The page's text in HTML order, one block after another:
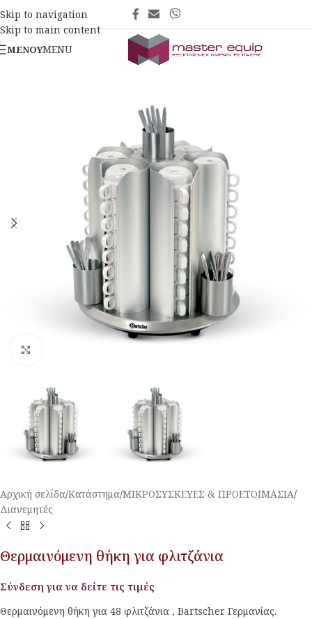
Skip to navigation
Skip to main content
ΜΕΝΟΎMENU
Αρχική σελίδα/Κατάστημα/ΜΙΚΡΟΣΥΣΚΕΥΕΣ & ΠΡΟΕΤΟΙΜΑΣΙΑ/
Διανεμητές
Θερμαινόμενη θήκη για φλιτζάνια
Σύνδεση για να δείτε τις τιμές
Θερμαινόμενη θήκη για 48 φλιτζάνια , Bartscher Γερμανίας.